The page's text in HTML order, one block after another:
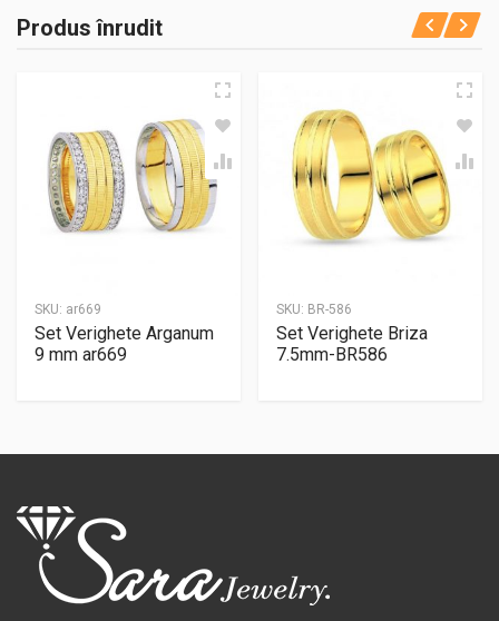
Produs înrudit
SKU: ar669
Set Verighete Arganum
9 mm ar669
SKU: BR-586
Set Verighete Briza
7.5mm-BR586